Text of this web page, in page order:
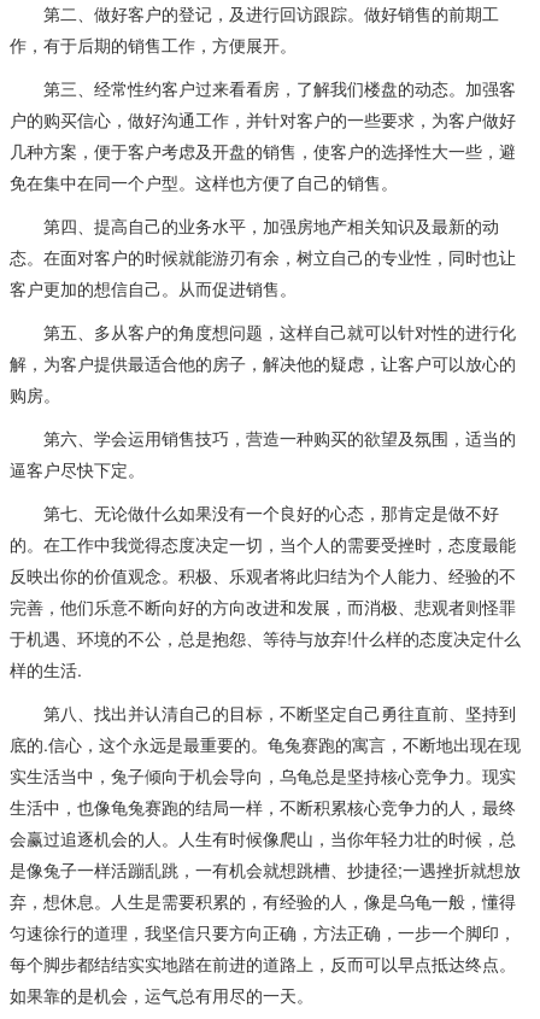
第二、做好客户的登记，及进行回访跟踪。做好销售的前期工
作，有于后期的销售工作，方便展开。
第三、经常性约客户过来看看房，了解我们楼盘的动态。加强客
户的购买信心，做好沟通工作，并针对客户的一些要求，为客户做好
几种方案，便于客户考虑及开盘的销售，使客户的选择性大一些，避
免在集中在同一个户型。这样也方便了自己的销售。
第四、提高自己的业务水平，加强房地产相关知识及最新的动
态。在面对客户的时候就能游刃有余，树立自己的专业性，同时也让
客户更加的想信自己。从而促进销售。
第五、多从客户的角度想问题，这样自己就可以针对性的进行化
解，为客户提供最适合他的房子，解决他的疑虑，让客户可以放心的
购房。
第六、学会运用销售技巧，营造一种购买的欲望及氛围，适当的
逼客户尽快下定。
第七、无论做什么如果没有一个良好的心态，那肯定是做不好
的。在工作中我觉得态度决定一切，当个人的需要受挫时，态度最能
反映出你的价值观念。积极、乐观者将此归结为个人能力、经验的不
完善，他们乐意不断向好的方向改进和发展，而消极、悲观者则怪罪
于机遇、环境的不公，总是抱怨、等待与放弃!什么样的态度决定什么
样的生活.
第八、找出并认清自己的目标，不断坚定自己勇往直前、坚持到
底的.信心，这个永远是最重要的。龟兔赛跑的寓言，不断地出现在现
实生活当中，兔子倾向于机会导向，乌龟总是坚持核心竞争力。现实
生活中，也像龟兔赛跑的结局一样，不断积累核心竞争力的人，最终
会赢过追逐机会的人。人生有时候像爬山，当你年轻力壮的时候，总
是像兔子一样活蹦乱跳，一有机会就想跳槽、抄捷径;一遇挫折就想放
弃，想休息。人生是需要积累的，有经验的人，像是乌龟一般，懂得
匀速徐行的道理，我坚信只要方向正确，方法正确，一步一个脚印，
每个脚步都结结实实地踏在前进的道路上，反而可以早点抵达终点。
如果靠的是机会，运气总有用尽的一天。